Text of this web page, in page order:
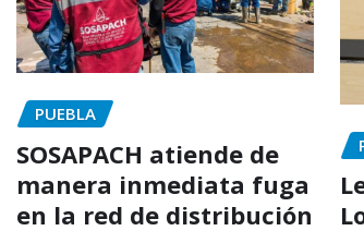
PUEBLA
SOSAPACH atiende de
manera inmediata fuga
en la red de distribución